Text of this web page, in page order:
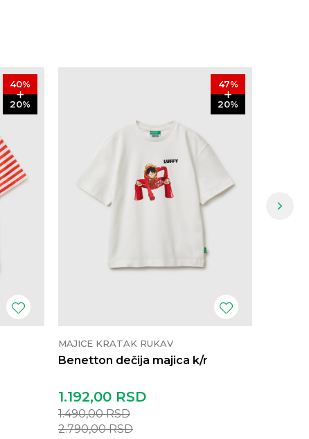
40%
20%
47%
20%
MAJICE KRATAK RUKAV
Benetton dečija majica k/r
1.192,00 RSD
1.490,00RSD
2.790,00RSD